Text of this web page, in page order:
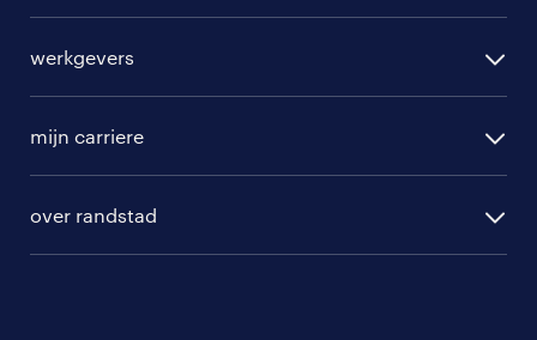
randstad professional
randstad digital
werkgevers
hr-diensten
branches
mijn carriere
over randstad